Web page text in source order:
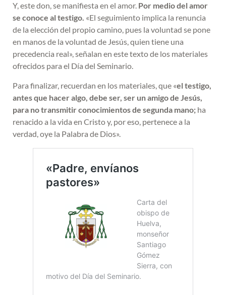
Y, este don, se manifiesta en el amor. Por medio del amor
se conoce al testigo. «El seguimiento implica la renuncia
de la elección del propio camino, pues la voluntad se pone
en manos de la voluntad de Jesús, quien tiene una
precedencia real», señalan en este texto de los materiales
ofrecidos para el Día del Seminario.
Para finalizar, recuerdan en los materiales, que «el testigo,
antes que hacer algo, debe ser, ser un amigo de Jesús,
para no transmitir conocimientos de segunda mano; ha
renacido a la vida en Cristo y, por eso, pertenece a la
verdad, oye la Palabra de Dios».